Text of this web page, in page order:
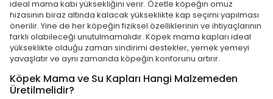
ideal mama kabı yüksekliğini verir. Özetle köpeğin omuz
hizasının biraz altında kalacak yükseklikte kap seçimi yapılması
önerilir. Yine de her köpeğin fiziksel özelliklerinin ve ihtiyaçlarının
farklı olabileceği unutulmamalıdır. Köpek mama kapları ideal
yükseklikte olduğu zaman sindirimi destekler, yemek yemeyi
yavaşlatır ve aynı zamanda köpeğin konforunu artırır.
Köpek Mama ve Su Kapları Hangi Malzemeden
Üretilmelidir?